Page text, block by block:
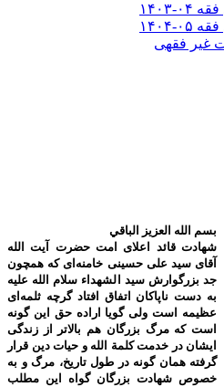
۱۴۰۳
۱۴۰۴
غیر فقهی
بسم الله العزیز الباقي
شهادت قائد اعلای امت حضرت آیت الله
آقای سید علی حسینی خامنه‌ای که همچون
جد بزرگوارش سید الشهداء سلام الله علیه
به دست ناپاکان اتفاق افتاد گرچه ثلمه‌ای
عظیمه است ولی گویا اراده حق این گونه
است که مرگ بزرگان هم بالاتر از زندگی
ایشان در خدمت کلمة الله و حیات دین قرار
گرفته همان گونه در طول تاریخ، مرگ و به
خصوص شهادت بزرگان گواه این مطلب